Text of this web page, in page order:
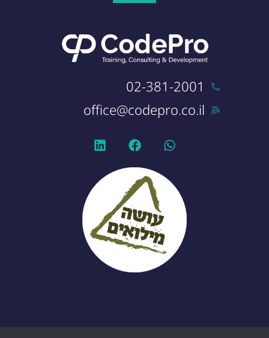
02-381-2001
office@codepro.co.il